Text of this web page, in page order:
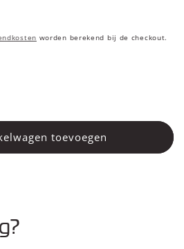
worden berekend bij de checkout.
toevoegen